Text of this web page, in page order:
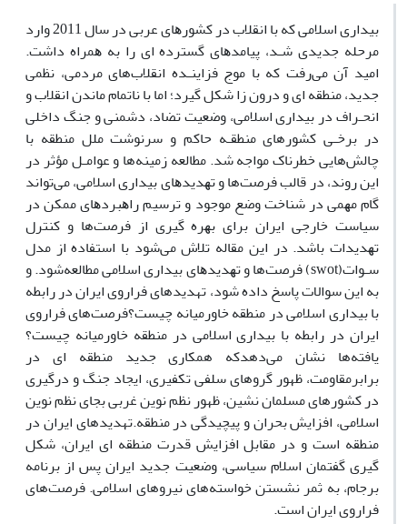
ﺑﯿﺪاری اﺳﻼﻣﯽ ﮐﻪ ﺑﺎ اﻧﻘﻼب در ﮐﺸﻮرﻫﺎی ﻋﺮﺑﯽ در ﺳﺎل 2011 وارد
ﻣﺮﺣﻠﻪ ﺟﺪﯾﺪی ﺷـﺪ، ﭘﯿﺎﻣﺪﻫﺎی ﮔﺴﺘﺮده ای را ﺑﻪ ﻫﻤﺮاه داﺷﺖ.
اﻣﯿﺪ آن می‌رفت ﮐﻪ ﺑﺎ ﻣﻮج ﻓﺰاﯾﻨـﺪه انقلاب‌های ﻣﺮدﻣﯽ، ﻧﻈﻤﯽ
ﺟﺪﯾﺪ، ﻣﻨﻄﻘﻪ ای و درون زا ﺷﮑﻞ ﮔﯿﺮد؛ اﻣﺎ ﺑﺎ ﻧﺎﺗﻤﺎم ﻣﺎﻧﺪن اﻧﻘﻼب و
اﻧﺤـﺮاف در ﺑﯿﺪاری اﺳﻼﻣﯽ، وﺿﻌﯿﺖ ﺗﻀﺎد، دﺷﻤﻨﯽ و ﺟﻨﮓ داﺧﻠﯽ
در ﺑﺮﺧـی کشورهای ﻣﻨﻄﻘـﻪ ﺣﺎﮐﻢ و ﺳﺮﻧﻮﺷﺖ ﻣﻠﻞ ﻣﻨﻄﻘﻪ ﺑﺎ
چالش‌هایی ﺧﻄﺮﻧﺎک ﻣﻮاﺟﻪ ﺷﺪ. ﻣﻄﺎﻟﻌﻪ زمینه‌ها و ﻋﻮاﻣـﻞ ﻣﺆﺛﺮ در
اﯾﻦ روﻧﺪ، در ﻗﺎﻟﺐ فرصت‌ها و ﺗﻬﺪﯾﺪﻫﺎی ﺑﯿﺪاری اﺳﻼﻣﯽ، می‌تواند
ﮔﺎم ﻣﻬﻤﯽ در ﺷﻨﺎﺧﺖ وﺿﻊ ﻣﻮﺟﻮد و ﺗﺮﺳﯿﻢ راﻫﺒﺮدﻫﺎی ﻣﻤﮑﻦ در
ﺳﯿﺎﺳﺖ ﺧﺎرﺟﯽ اﯾﺮان ﺑﺮای ﺑﻬﺮه ﮔﯿﺮی از فرصت‌ها و ﮐﻨﺘﺮل
ﺗﻬﺪﯾﺪات ﺑﺎﺷﺪ. در اﯾﻦ ﻣﻘﺎﻟﻪ ﺗﻼش می‌شود ﺑﺎ اﺳﺘﻔﺎده از ﻣﺪل
ﺳـﻮات(swot) فرصت‌ها و ﺗﻬﺪﯾﺪﻫﺎی ﺑﯿﺪاری اﺳﻼﻣﯽ ﻣﻄﺎﻟﻌﻪشود. و
به این سوالات پاسخ داده شود، تهدیدهای فراروی ایران در رابطه
با بیداری اسلامی در منطقه خاورمیانه چیست؟فرصت‌های فراروی
ایران در رابطه با بیداری اسلامی در منطقه خاورمیانه چیست؟
یافته‌ها نشان می‌دهدکه همکاری جدید منطقه ای در
برابرمقاومت، ظهور گروهای سلفی تکفیری، ایجاد جنگ و درگیری
در کشورهای مسلمان نشین، ظهور نظم نوین غربی بجای نظم نوین
اسلامی، افزایش بحران و پیچیدگی در منطقه.تهدیدهای ایران در
منطقه است و در مقابل افزایش قدرت منطقه ای ایران، شکل
گیری گفتمان اسلام سیاسی، وضعیت جدید ایران پس از برنامه
برجام، به ثمر نشستن خواسته‌های نیروهای اسلامی. فرصت‌های
فراروی ایران است.